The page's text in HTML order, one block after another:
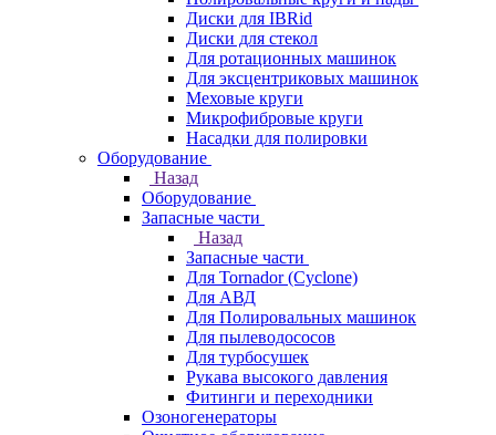
Диски для IBRid
Диски для стекол
Для ротационных машинок
Для эксцентриковых машинок
Меховые круги
Микрофибровые круги
Насадки для полировки
Оборудование
Назад
Оборудование
Запасные части
Назад
Запасные части
Для Tornador (Cyclone)
Для АВД
Для Полировальных машинок
Для пылеводососов
Для турбосушек
Рукава высокого давления
Фитинги и переходники
Озоногенераторы